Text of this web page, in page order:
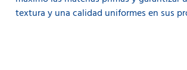
textura y una calidad uniformes en sus